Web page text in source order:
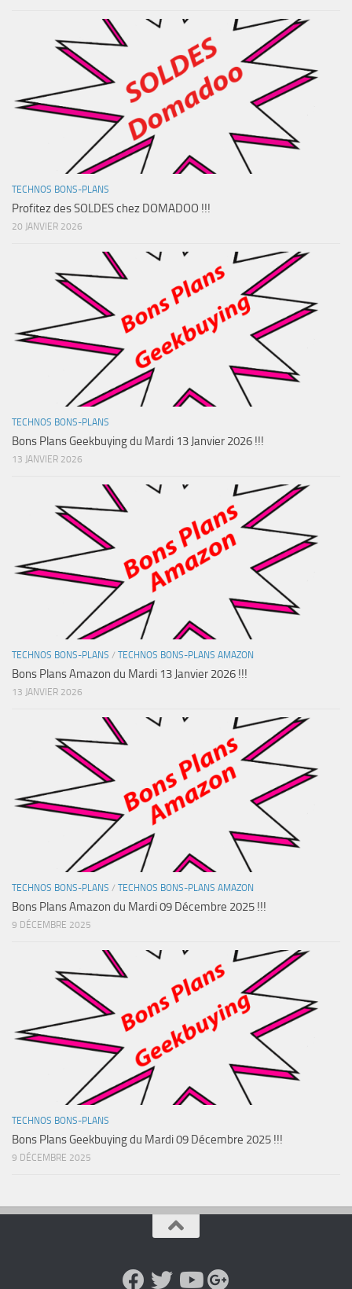
TECHNOS BONS-PLANS
Profitez des SOLDES chez DOMADOO !!!
20 JANVIER 2026
TECHNOS BONS-PLANS
Bons Plans Geekbuying du Mardi 13 Janvier 2026 !!!
13 JANVIER 2026
TECHNOS BONS-PLANS / TECHNOS BONS-PLANS AMAZON
Bons Plans Amazon du Mardi 13 Janvier 2026 !!!
13 JANVIER 2026
TECHNOS BONS-PLANS / TECHNOS BONS-PLANS AMAZON
Bons Plans Amazon du Mardi 09 Décembre 2025 !!!
9 DÉCEMBRE 2025
TECHNOS BONS-PLANS
Bons Plans Geekbuying du Mardi 09 Décembre 2025 !!!
9 DÉCEMBRE 2025